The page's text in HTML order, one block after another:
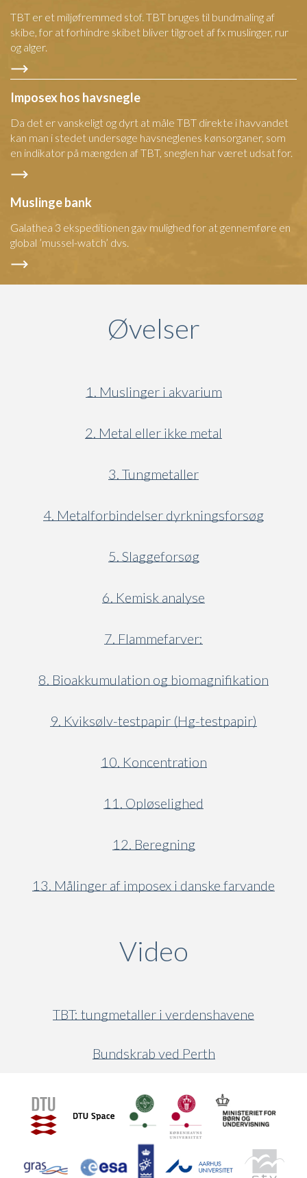
TBT er et miljøfremmed stof. TBT bruges til bundmaling af
skibe, for at forhindre skibet bliver tilgroet af fx muslinger, rur
og alger.
Imposex hos havsnegle
Da det er vanskeligt og dyrt at måle TBT direkte i havvandet
kan man i stedet undersøge havsneglenes kønsorganer, som
en indikator på mængden af TBT, sneglen har været udsat for.
Muslinge bank
Galathea 3 ekspeditionen gav mulighed for at gennemføre en
global ’mussel-watch’ dvs.
Øvelser
1. Muslinger i akvarium
2. Metal eller ikke metal
3. Tungmetaller
4. Metalforbindelser dyrkningsforsøg
5. Slaggeforsøg
6. Kemisk analyse
7. Flammefarver:
8. Bioakkumulation og biomagnifikation
9. Kviksølv-testpapir (Hg-testpapir)
10. Koncentration
11. Opløselighed
12. Beregning
13. Målinger af imposex i danske farvande
Video
TBT: tungmetaller i verdenshavene
Bundskrab ved Perth